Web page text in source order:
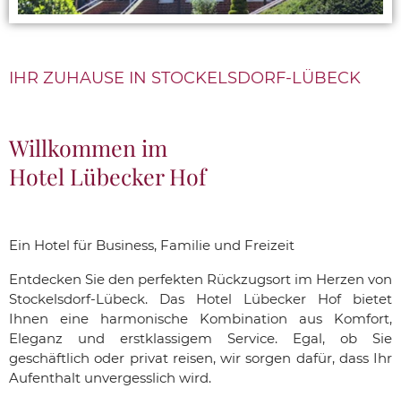
IHR ZUHAUSE IN STOCKELSDORF-LÜBECK
Willkommen im
Hotel Lübecker Hof
Ein Hotel für Business, Familie und Freizeit
Entdecken Sie den perfekten Rückzugsort im Herzen von
Stockelsdorf-Lübeck. Das Hotel Lübecker Hof bietet
Ihnen eine harmonische Kombination aus Komfort,
Eleganz und erstklassigem Service. Egal, ob Sie
geschäftlich oder privat reisen, wir sorgen dafür, dass Ihr
Aufenthalt unvergesslich wird.